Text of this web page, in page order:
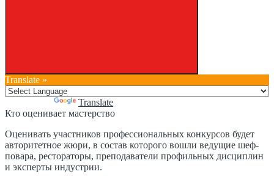
Translate »
Translate
Кто оценивает мастерство
Оценивать участников профессиональных конкурсов будет
авторитетное жюри, в состав которого вошли ведущие шеф-
повара, рестораторы, преподаватели профильных дисциплин
и эксперты индустрии.